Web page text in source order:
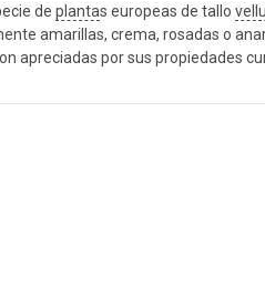
de plantas europeas de tallo
amarillas, crema, rosadas o
apreciadas por sus propiedades